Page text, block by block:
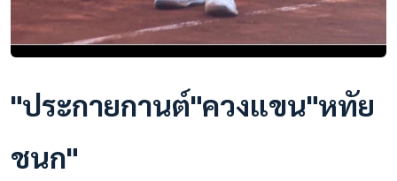
"ประกายกานต์"ควงแขน"หทัย
ชนก"